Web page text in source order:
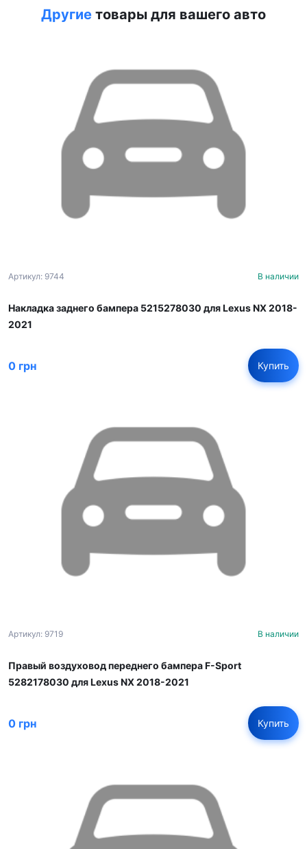
Другие товары для вашего авто
Артикул: 9744 В наличии
Накладка заднего бампера 5215278030 для Lexus NX 2018-
2021
0 грн Купить
Артикул: 9719 В наличии
Правый воздуховод переднего бампера F-Sport
5282178030 для Lexus NX 2018-2021
0 грн Купить